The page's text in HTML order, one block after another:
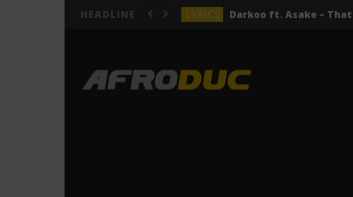
HEADLINE LYRICS
ACTUALITÉS